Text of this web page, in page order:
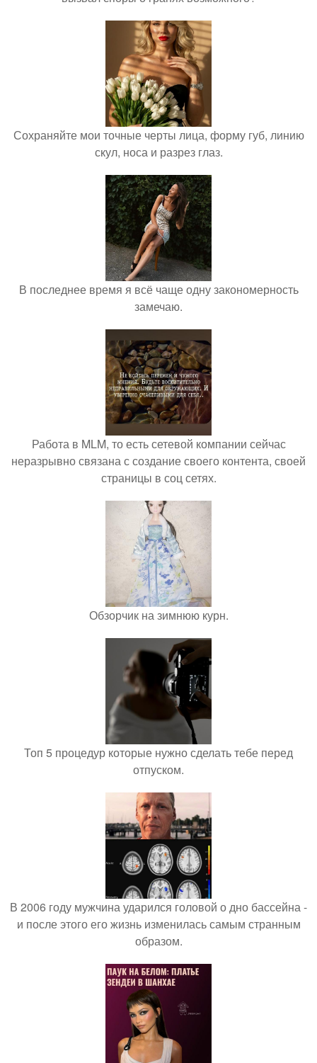
Сохраняйте мои точные черты лица, форму губ, линию
скул, носа и разрез глаз.
В последнее время я всё чаще одну закономерность
замечаю.
Работа в MLM, то есть сетевой компании сейчас
неразрывно связана с создание своего контента, своей
страницы в соц сетях.
Обзорчик на зимнюю курн.
Топ 5 процедур которые нужно сделать тебе перед
отпуском.
В 2006 году мужчина ударился головой о дно бассейна -
и после этого его жизнь изменилась самым странным
образом.